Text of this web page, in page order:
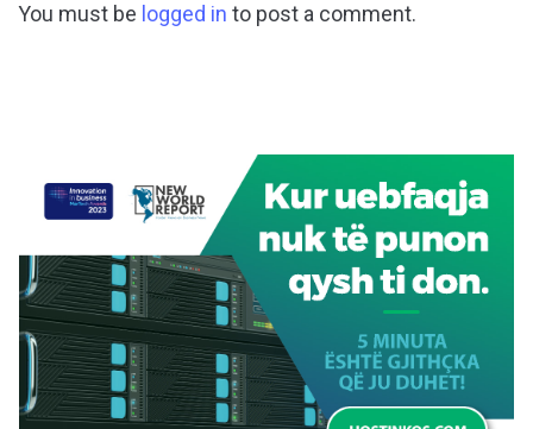
You must be logged in to post a comment.